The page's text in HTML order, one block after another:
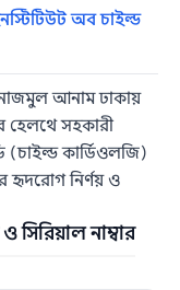
অব চাইল্ড
আনাম ঢাকায়
হেলথে সহকারী
(চাইল্ড কার্ডিওলজি)
হৃদরোগ নির্ণয় ও
নাম্বার